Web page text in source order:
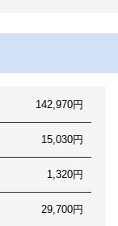
142,970円
15,030円
1,320円
29,700円